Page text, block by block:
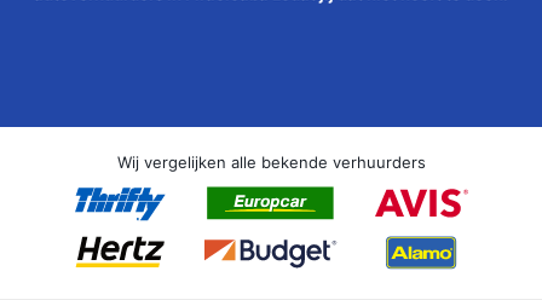
Wij vergelijken alle bekende verhuurders